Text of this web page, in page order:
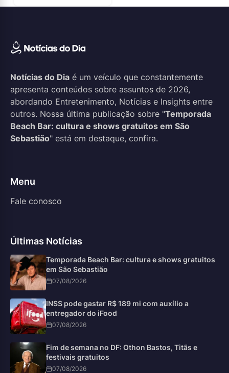
Notícias do Dia é um veículo que constantemente
apresenta conteúdos sobre assuntos de 2026,
abordando Entretenimento, Notícias e Insights entre
outros. Nossa última publicação sobre "Temporada
Beach Bar: cultura e shows gratuitos em São
Sebastião" está em destaque, confira.
Menu
Fale conosco
Últimas Notícias
Temporada Beach Bar: cultura e shows gratuitos
em São Sebastião
07/08/2026
INSS pode gastar R$ 189 mi com auxílio a
entregador do iFood
07/08/2026
Fim de semana no DF: Othon Bastos, Titãs e
festivais gratuitos
07/08/2026